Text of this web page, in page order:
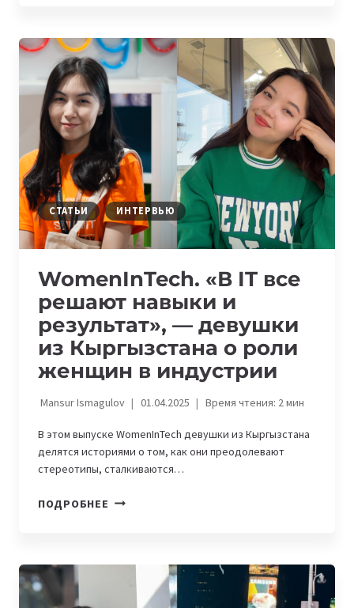
ЗНАЕШЬ
СВОЕ
ДЕЛО,
ТО
ПОЛ
НЕ
ИМЕЕТ
ЗНАЧЕНИЯ»,
—
КАК
ДЕВУШКИ
В
И
СОВМЕЩАЮТ
РАБОТУ
СЕМЬЮ
СТАТЬИ ИНТЕРВЬЮ
WomenInTech. «В IT все
решают навыки и
результат», — девушки
из Кыргызстана о роли
женщин в индустрии
Mansur Ismagulov 01.04.2025 Время чтения: 2мин
В этом выпуске WomenInTech девушки из Кыргызстана
делятся историями о том, как они преодолевают
стереотипы, сталкиваются…
ПОДРОБНЕЕ WOMENINTECH.
НАВЫКИ